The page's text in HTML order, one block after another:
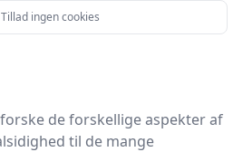
mere end blot et praktisk
eller enkaffekop.Det
der kan binde et rum
de forskellige aspekter af
til de mange
Tillad ingen cookies